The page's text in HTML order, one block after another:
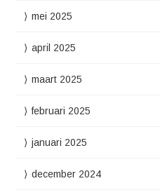
mei 2025
april 2025
maart 2025
februari 2025
januari 2025
december 2024